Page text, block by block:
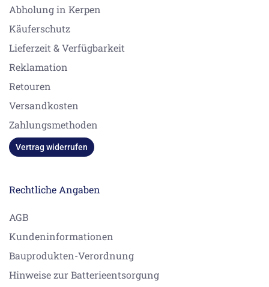
Abholung in Kerpen
Käuferschutz
Lieferzeit & Verfügbarkeit
Reklamation
Retouren
Versandkosten
Zahlungsmethoden
Vertrag widerrufen
Rechtliche Angaben
AGB
Kundeninformationen
Bauprodukten-Verordnung
Hinweise zur Batterieentsorgung